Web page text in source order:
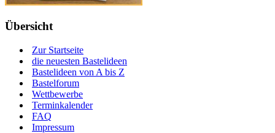
Übersicht
Zur Startseite
die neuesten Bastelideen
Bastelideen von A bis Z
Bastelforum
Wettbewerbe
Terminkalender
FAQ
Impressum